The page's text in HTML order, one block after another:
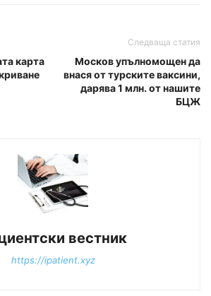
карта
Следваща статия
Москов упълномощен да
внася от турските ваксини,
дарява 1 млн. от нашите
БЦЖ
вестник
https://ipatient.xyz